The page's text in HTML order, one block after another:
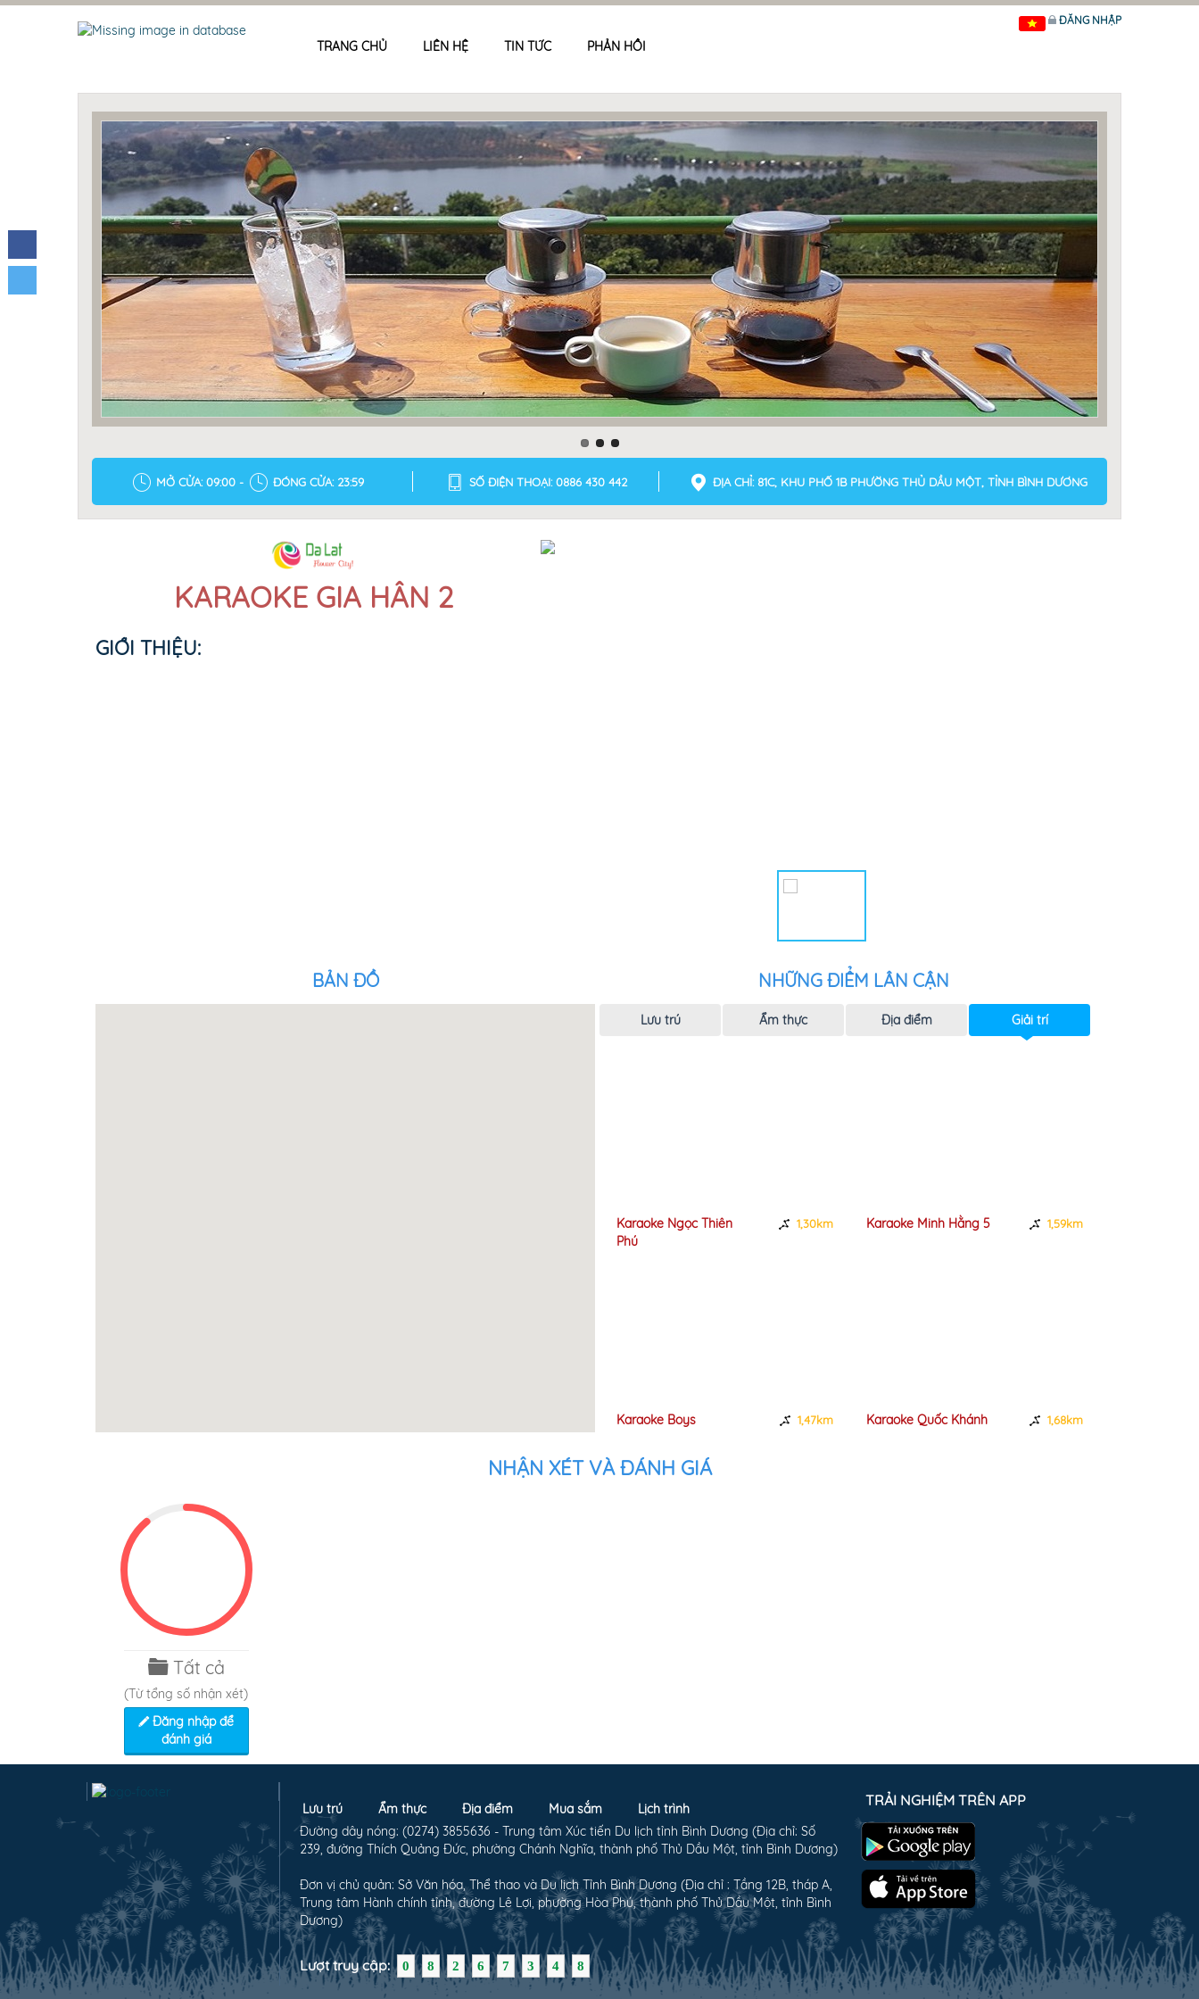
TRANG CHỦ LIÊN HỆ TIN TỨC PHẢN HỒI
ĐĂNG NHẬP
MỞ CỬA: 09:00 - ĐÓNG CỬA: 23:59 SỐ ĐIỆN THOẠI: 0886 430 442 ĐỊA CHỈ: 81C, KHU PHỐ 1B PHƯỜNG THỦ DẦU MỘT, TỈNH BÌNH DƯƠNG
KARAOKE GIA HÂN 2
GIỚI THIỆU:
BẢN ĐỒ NHỮNG ĐIỂM LÂN CẬN
Lưu trú Ẩm thực Địa điểm Giải trí
1,30km
1,47km
Karaoke Minh Hằng 5 1,59km
Karaoke Quốc Khánh 1,68km
Karaoke Trần Long
Karaoke Thuỷ Tiên
NHẬN XÉT VÀ ĐÁNH GIÁ
Tất cả
(Từ tổng số nhận xét)
Đăng nhập để
đánh giá
Lưu trú Ẩm thực Địa điểm Mua sắm
Lịch trình
Đường dây nóng: (0274) 3855636 - Trung tâm Xúc tiến Du lịch tỉnh Bình Dương (Địa chỉ: Số
239, đường Thích Quảng Đức, phường Chánh Nghĩa, thành phố Thủ Dầu Một, tỉnh Bình Dương)
Đơn vị chủ quản: Sở Văn hóa, Thể thao và Du lịch Tỉnh Bình Dương (Địa chỉ : Tầng 12B, tháp A,
Trung tâm Hành chính tỉnh, đường Lê Lợi, phường Hòa Phú, thành phố Thủ Dầu Một, tỉnh Bình
Dương)
Lượt truy cập: 0 8 2 6 7 3 4 8
TRẢI NGHIỆM TRÊN APP